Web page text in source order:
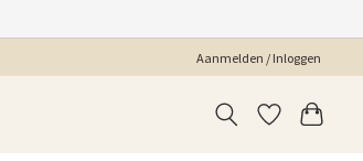
Aanmelden / Inloggen